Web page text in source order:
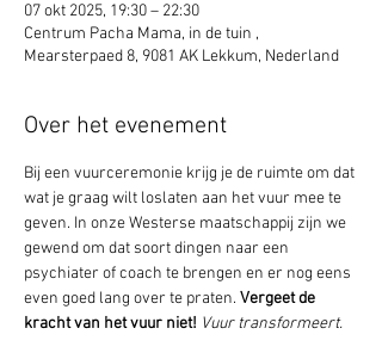
07 okt 2025, 19:30 – 22:30
Centrum Pacha Mama, in de tuin ,
Mearsterpaed 8, 9081 AK Lekkum, Nederland
Over het evenement
Bij een vuurceremonie krijg je de ruimte om dat
wat je graag wilt loslaten aan het vuur mee te
geven. In onze Westerse maatschappij zijn we
gewend om dat soort dingen naar een
psychiater of coach te brengen en er nog eens
even goed lang over te praten. Vergeet de
kracht van het vuur niet! Vuur transformeert.